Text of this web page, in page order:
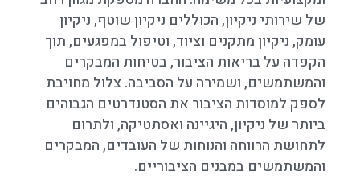
של שירותי ניקיון, הכוללים ניקיון שוטף, ניקיון
עומק, ניקיון מתקנים וציוד, וטיפול במפגעים, תוך
הקפדה על בריאות הציבור, בטיחות המבקרים
והמשתמשים, ושמירה על הסביבה. צלול מחויבת
לספק למוסדות הציבור את הסטנדרטים הגבוהים
ביותר של ניקיון, היגיינה ואסתטיקה, ולתרום
לתחושת הרווחה והנוחות של העובדים, המבקרים
והמשתמשים במבנים הציבוריים.